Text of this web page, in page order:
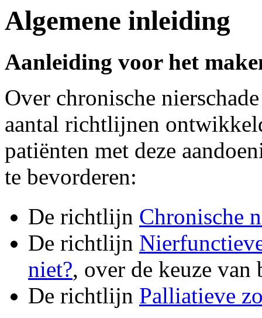
Algemene inleiding
Aanleiding voor het
Over chronische
aantal richtlijnen
patiënten met deze
te bevorderen:
De richtlijn Chronische
De richtlijn
niet?, over de keuze
De richtlijn Palliatieve